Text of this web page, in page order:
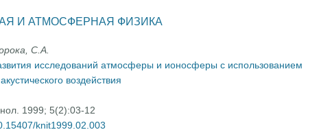
И АТМОСФЕРНАЯ ФИЗИКА
С.А.
исследований атмосферы и ионосферы с использованием
воздействия
1999; 5(2):03-12
knit1999.02.003